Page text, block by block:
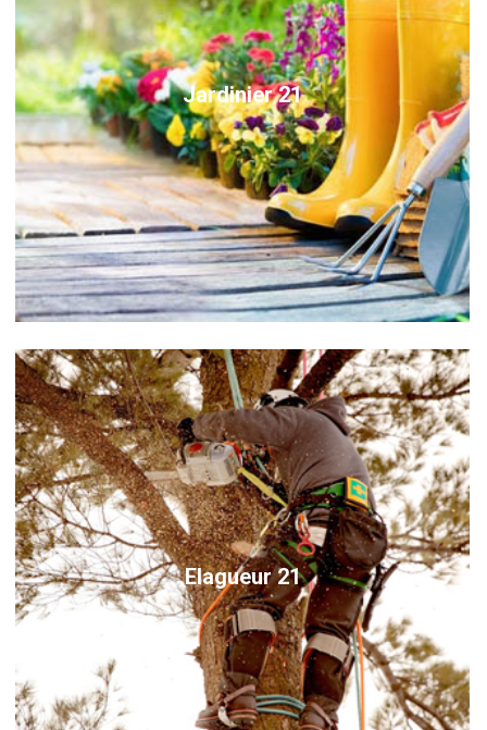
Jardinier 21
Elagueur 21